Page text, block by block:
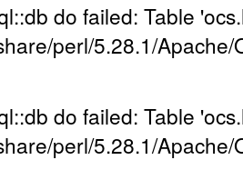
do failed: Table
perl/5.28.1/
do failed: Table
perl/5.28.1/